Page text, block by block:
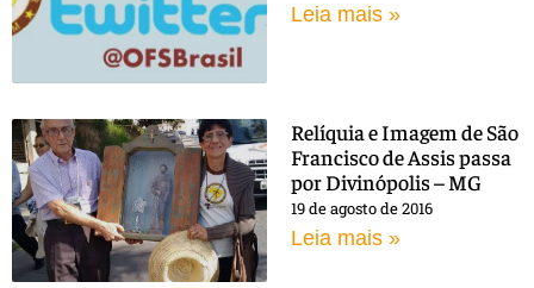
Leia mais »
Relíquia e Imagem de São
Francisco de Assis passa
por Divinópolis – MG
19 de agosto de 2016
Leia mais »